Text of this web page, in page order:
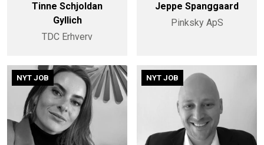
Tinne Schjoldan
Gyllich
TDC Erhverv
Jeppe Spanggaard
Pinksky ApS
NYT JOB NYT JOB